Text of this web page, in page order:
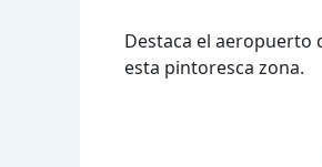
Destaca el aeropuerto
esta pintoresca zona.